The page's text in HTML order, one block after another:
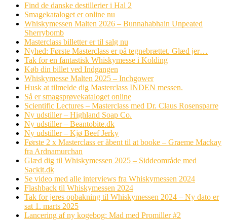
Find de danske destillerier i Hal 2
Smagekataloget er online nu
Whiskymessen Malten 2026 – Bunnahabhain Unpeated
Sherrybomb
Masterclass billetter er til salg nu
Nyhed: Første Masterclass er på tegnebrættet. Glæd jer…
Tak for en fantastisk Whiskymesse i Kolding
Køb din billet ved Indgangen
Whiskymesse Malten 2025 – Inchgower
Husk at tilmelde dig Masterclass INDEN messen.
Så er smagsprøvekataloget online
Scientific Lectures – Masterclass med Dr. Claus Rosensparre
Ny udstiller – Highland Soap Co.
Ny udstiller – Beantobite.dk
Ny udstiller – Kjø Beef Jerky
Første 2 x Masterclass er åbent til at booke – Graeme Mackay
fra Ardnamurchan
Glæd dig til Whiskymessen 2025 – Siddeområde med
Sackit.dk
Se video med alle interviews fra Whiskymessen 2024
Flashback til Whiskymessen 2024
Tak for jeres opbakning til Whiskymessen 2024 – Ny dato er
sat 1. marts 2025
Lancering af ny kogebog: Mad med Promiller #2